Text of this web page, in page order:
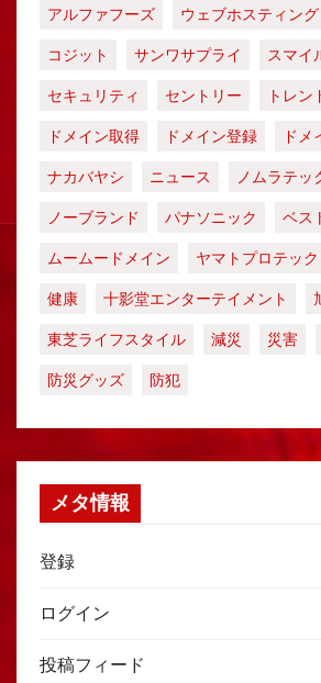
アルファフーズ
ウェブホスティング
コジット
サンワサプライ
スマイ
セキュリティ
セントリー
トレン
ドメイン取得
ドメイン登録
ドメ
ナカバヤシ
ニュース
ノムラテッ
ノーブランド
パナソニック
ベス
ムームードメイン
ヤマトプロテック
健康
十影堂エンターテイメント
東芝ライフスタイル
減災 災害
防災グッズ
防犯
メタ情報
登録
ログイン
投稿フィード